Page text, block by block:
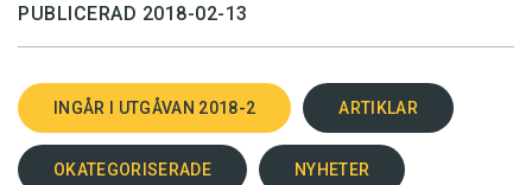
PUBLICERAD 2018-02-13
INGÅR I UTGÅVAN 2018-2 ARTIKLAR
OKATEGORISERADE NYHETER